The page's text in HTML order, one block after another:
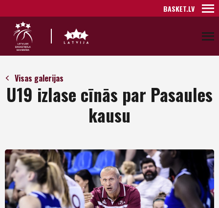
BASKET.LV
Visas galerijas
U19 izlase cīnās par Pasaules
kausu